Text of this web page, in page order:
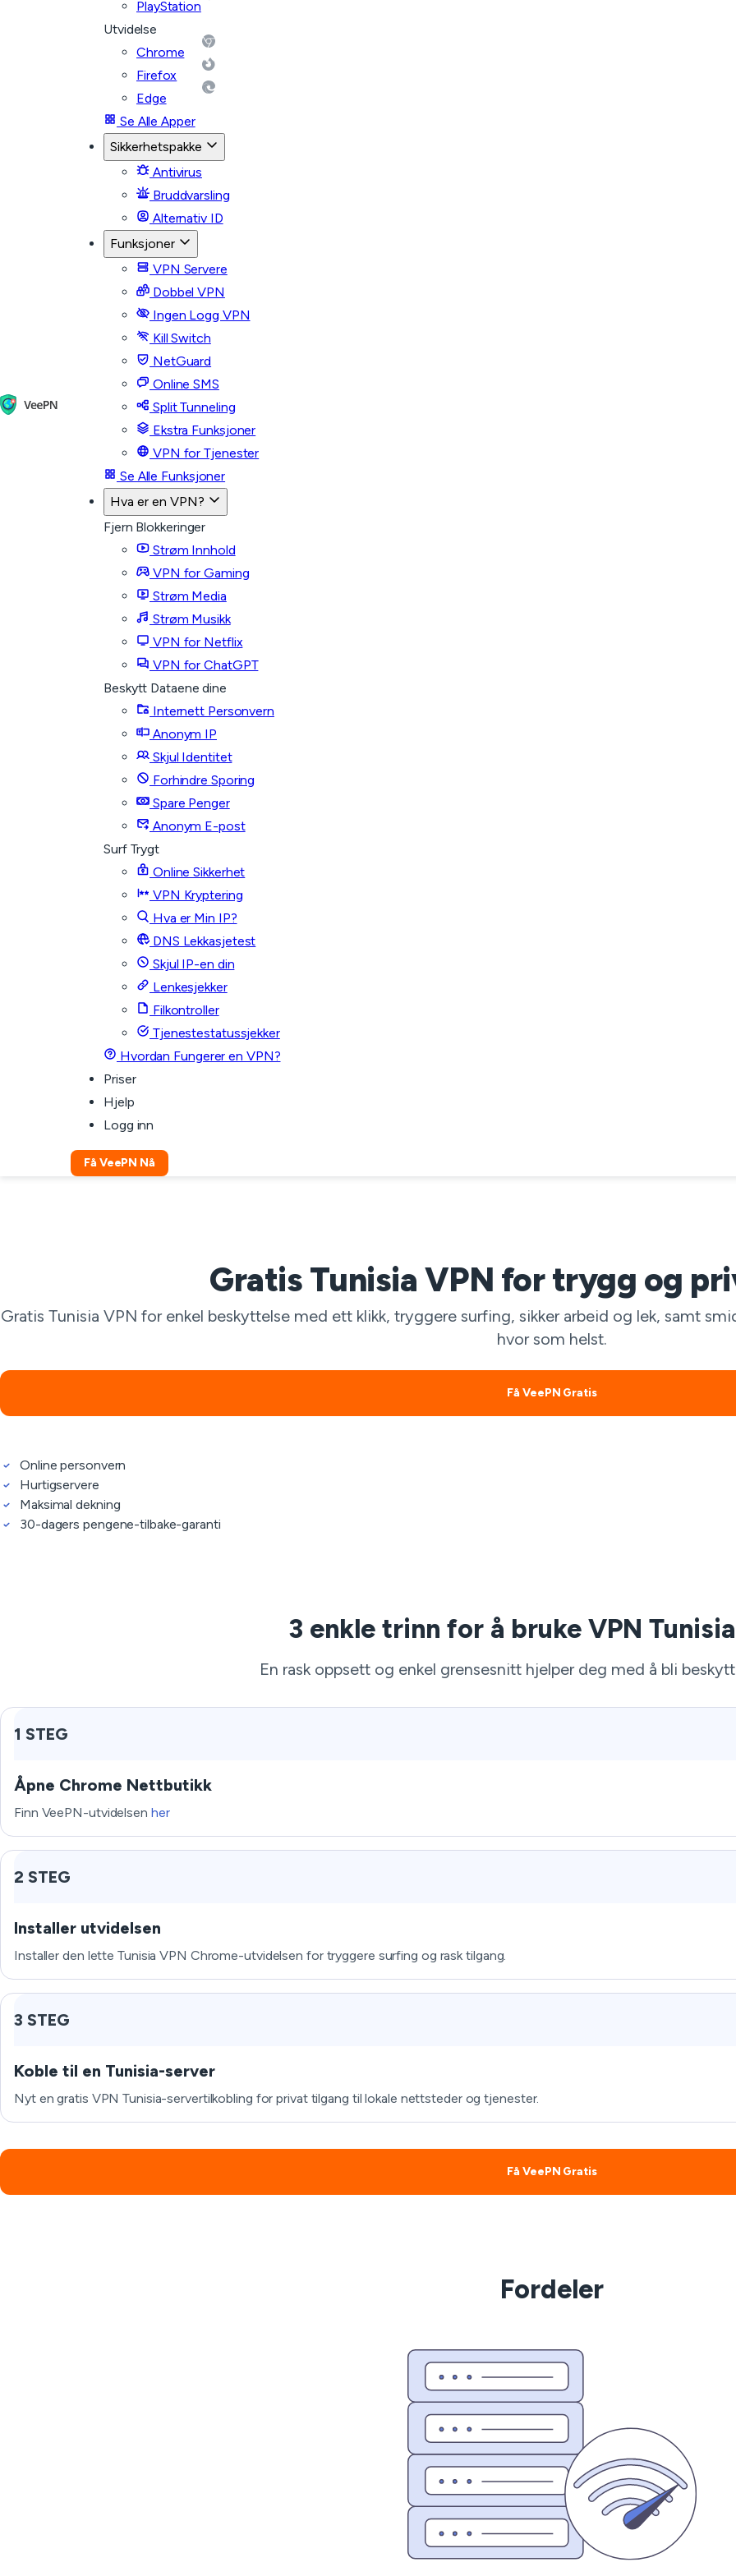
PlayStation
Utvidelse
Chrome
Firefox
Edge
Se Alle Apper
Sikkerhetspakke
Antivirus
Bruddvarsling
Alternativ ID
Funksjoner
VPN Servere
Dobbel VPN
Ingen Logg VPN
Kill Switch
NetGuard
Online SMS
Split Tunneling
Ekstra Funksjoner
VPN for Tjenester
Se Alle Funksjoner
Hva er en VPN?
Fjern Blokkeringer
Strøm Innhold
VPN for Gaming
Strøm Media
Strøm Musikk
VPN for Netflix
VPN for ChatGPT
Beskytt Dataene dine
Internett Personvern
Anonym IP
Skjul Identitet
Forhindre Sporing
Spare Penger
Anonym E-post
Surf Trygt
Online Sikkerhet
VPN Kryptering
Hva er Min IP?
DNS Lekkasjetest
Skjul IP-en din
Lenkesjekker
Filkontroller
Tjenestestatussjekker
Hvordan Fungerer en VPN?
Priser
Hjelp
Logg inn
Få VeePN Nå
Gratis Tunisia VPN for trygg og
Gratis Tunisia VPN for enkel beskyttelse med ett klikk, tryggere surfing, sikker arbeid og lek, samt
hvor som helst.
Få VeePN Gratis
Online personvern
Hurtigservere
Maksimal dekning
30-dagers pengene-tilbake-garanti
3 enkle trinn for å bruke VPN
En rask oppsett og enkel grensesnitt hjelper deg med å bli
1 STEG
Åpne Chrome Nettbutikk
Finn VeePN-utvidelsen her
2 STEG
Installer utvidelsen
Installer den lette Tunisia VPN Chrome-utvidelsen for tryggere surfing og rask tilgang.
3 STEG
Koble til en Tunisia-server
Nyt en gratis VPN Tunisia-servertilkobling for privat tilgang til lokale nettsteder og tjenester.
Få VeePN Gratis
Fordeler